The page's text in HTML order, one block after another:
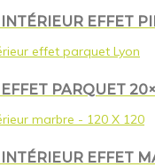
EFFET
PARQUET
EFFET